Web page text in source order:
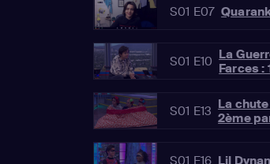
S01 E07
S01 E10 La
Farces :
S01 E13 La
2ème
S01 E16 Lil